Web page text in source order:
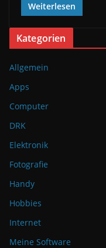
Weiterlesen
Kategorien
Allgemein
Apps
Computer
DRK
Elektronik
Fotografie
Handy
Hobbies
Internet
Meine Software